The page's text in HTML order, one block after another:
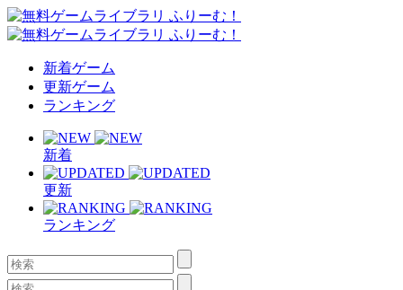
新着ゲーム
更新ゲーム
ランキング
新着
更新
ランキング